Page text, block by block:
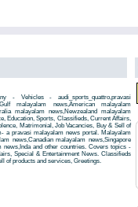
- Vehicles - audi_sports_quattro,pravasi
malayalam news,American malayalam
malayalam news,Newzealand malayalam
Education, Sports, Classifieds, Current Affairs,
Matrimonial, Job Vacancies, Buy & Sell of
a pravasi malayalam news portal. Malayalam
news,Canadian malayalam news,Singapore
and other countries. Covers topics -
Special & Entertainment News. Classifieds
of products and services, Greetings.